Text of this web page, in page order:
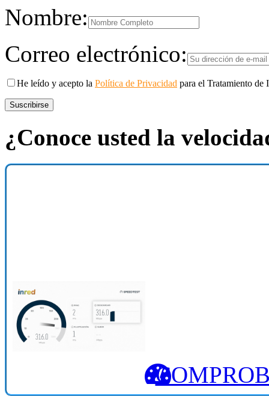
Nombre:
Correo electrónico:
He leído y acepto la Política de Privacidad para el Tratamiento de
¿Conoce usted la